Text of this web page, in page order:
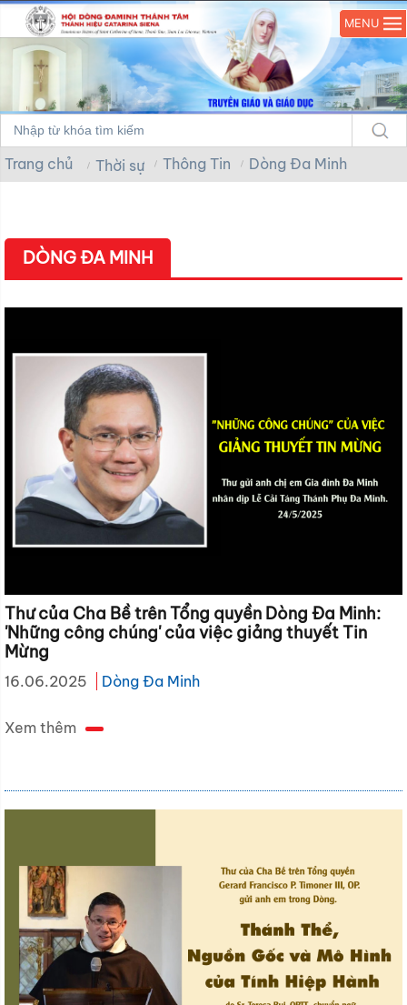
MENU
Trang chủ Thời sự Thông Tin Dòng Đa Minh
DÒNG ĐA MINH
Thư của Cha Bề trên Tổng quyền Dòng Đa Minh:
'Những công chúng' của việc giảng thuyết Tin
Mừng
16.06.2025 Dòng Đa Minh
Xem thêm